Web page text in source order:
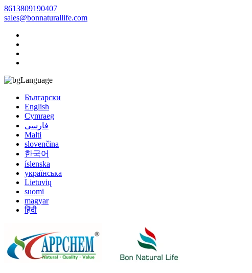
8613809190407
sales@bonnaturallife.com
Language
Български
English
Cymraeg
فارسی
Malti
slovenčina
한국어
íslenska
українська
Lietuvių
suomi
magyar
हिंदी